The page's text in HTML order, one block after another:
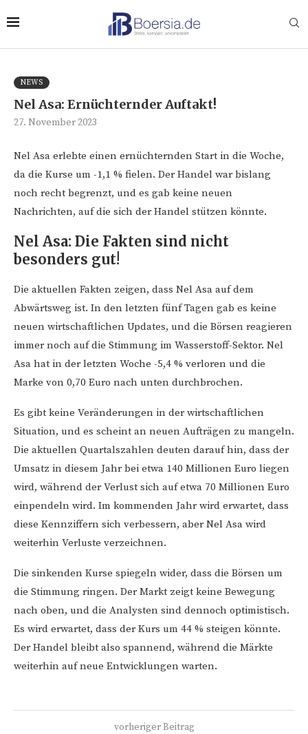
NEWS
Nel Asa: Ernüchternder Auftakt!
27. November 2023
Nel Asa erlebte einen ernüchternden Start in die Woche,
da die Kurse um -1,1 % fielen. Der Handel war bislang
noch recht begrenzt, und es gab keine neuen
Nachrichten, auf die sich der Handel stützen könnte.
Nel Asa: Die Fakten sind nicht
besonders gut!
Die aktuellen Fakten zeigen, dass Nel Asa auf dem
Abwärtsweg ist. In den letzten fünf Tagen gab es keine
neuen wirtschaftlichen Updates, und die Börsen reagieren
immer noch auf die Stimmung im Wasserstoff-Sektor. Nel
Asa hat in der letzten Woche -5,4 % verloren und die
Marke von 0,70 Euro nach unten durchbrochen.
Es gibt keine Veränderungen in der wirtschaftlichen
Situation, und es scheint an neuen Aufträgen zu mangeln.
Die aktuellen Quartalszahlen deuten darauf hin, dass der
Umsatz in diesem Jahr bei etwa 140 Millionen Euro liegen
wird, während der Verlust sich auf etwa 70 Millionen Euro
einpendeln wird. Im kommenden Jahr wird erwartet, dass
diese Kennziffern sich verbessern, aber Nel Asa wird
weiterhin Verluste verzeichnen.
Die sinkenden Kurse spiegeln wider, dass die Börsen um
die Stimmung ringen. Der Markt zeigt keine Bewegung
nach oben, und die Analysten sind dennoch optimistisch.
Es wird erwartet, dass der Kurs um 44 % steigen könnte.
Der Handel bleibt also spannend, während die Märkte
weiterhin auf neue Entwicklungen warten.
vorheriger Beitrag